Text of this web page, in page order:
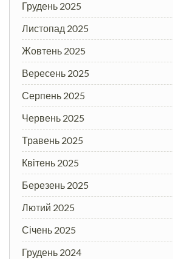
Грудень 2025
Листопад 2025
Жовтень 2025
Вересень 2025
Серпень 2025
Червень 2025
Травень 2025
Квітень 2025
Березень 2025
Лютий 2025
Січень 2025
Грудень 2024